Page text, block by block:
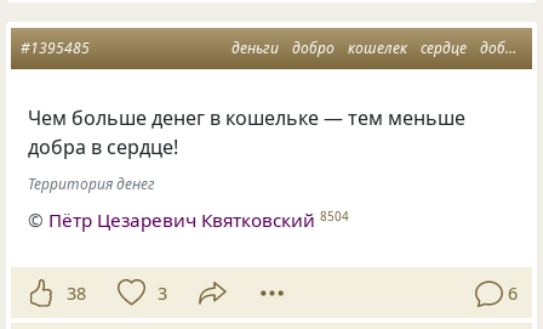
деньги добро кошелек сердце доброта
#1395485
Чем больше денег в кошельке — тем меньше
добра в сердце!
Территория денег
© Пётр Цезаревич Квятковский 8504
38 3 6